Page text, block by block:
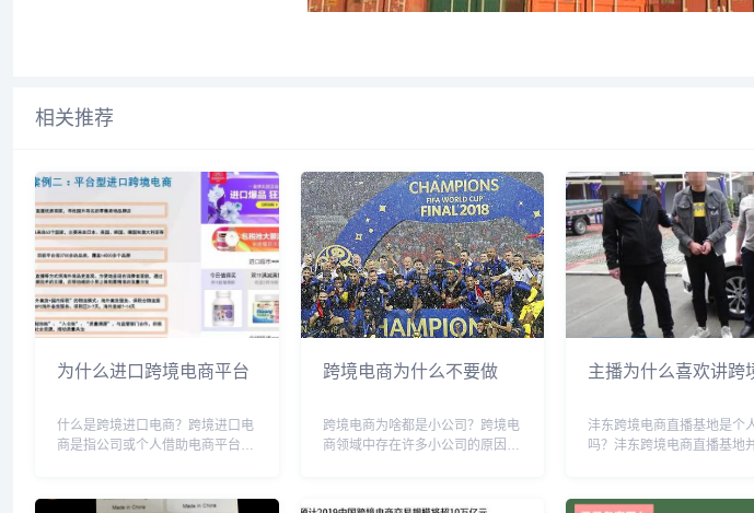
相关推荐
为什么进口跨境电商平台
什么是跨境进口电商？跨境进口电
商是指公司或个人借助电商平台，
或服务于国内客户。这一业务模式
跨境电商为什么不要做
跨境电商为啥都是小公司？跨境电
商领域中存在许多小公司的原因可
需要大量的初始投资，小公司可以
主播为什么喜欢讲跨
沣东跨境电商直播基地是个
吗？沣东跨境电商直播基地
地旨在扶持和促进跨境电商